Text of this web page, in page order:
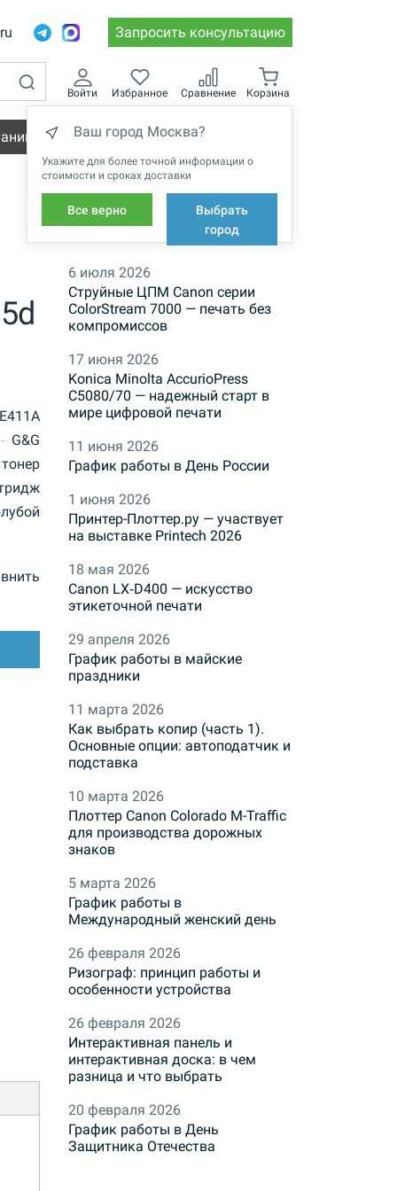
Запросить консультацию
Войти Избранное Сравнение Корзина
Ваш город Москва?
Укажите для более точной информации о
стоимости и сроках доставки
Все верно
Выбрать
город
Вакансии
G&G
тонер
НОВОСТИ
6 июля 2026
Струйные ЦПМ Canon серии
ColorStream 7000 — печать без
компромиссов
17 июня 2026
Konica Minolta AccurioPress
C5080/70 — надежный старт в
мире цифровой печати
11 июня 2026
График работы в День России
1 июня 2026
Принтер-Плоттер.ру — участвует
на выставке Printech 2026
18 мая 2026
Canon LX‑D400 — искусство
этикеточной печати
29 апреля 2026
График работы в майские
праздники
11 марта 2026
Как выбрать копир (часть 1).
Основные опции: автоподатчик и
подставка
10 марта 2026
Плоттер Canon Colorado M-Traffic
для производства дорожных
знаков
5 марта 2026
График работы в
Международный женский день
26 февраля 2026
Ризограф: принцип работы и
особенности устройства
26 февраля 2026
Интерактивная панель и
интерактивная доска: в чем
разница и что выбрать
20 февраля 2026
График работы в День
Защитника Отечества